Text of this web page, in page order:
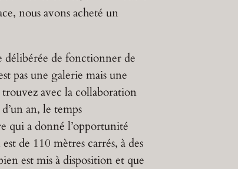
nous avons acheté un
délibérée de fonctionner de
pas une galerie mais une
avec la collaboration
an, le temps
qui a donné l’opportunité
de 110 mètres carrés, à des
est mis à disposition et que